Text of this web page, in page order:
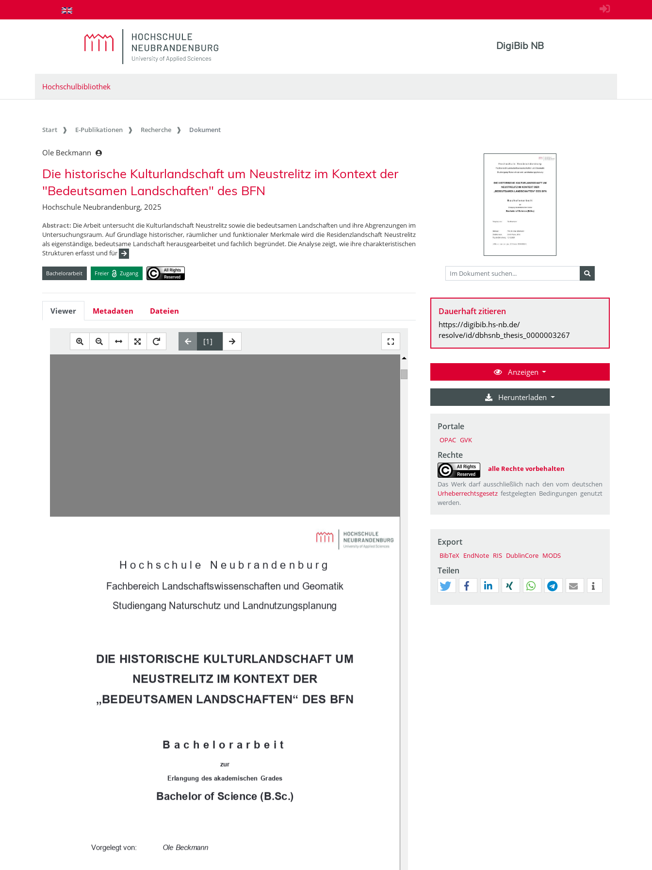
zum Inhalt springen
DigiBib NB
Hochschulbibliothek
Start E-Publikationen Recherche Dokument
Ole Beckmann
Die historische Kulturlandschaft um Neustrelitz im Kontext der
"Bedeutsamen Landschaften" des BFN
Hochschule Neubrandenburg, 2025
Abstract: Die Arbeit untersucht die Kulturlandschaft Neustrelitz sowie die bedeutsamen Landschaften und ihre Abgrenzungen im
Untersuchungsraum. Auf Grundlage historischer, räumlicher und funktionaler Merkmale wird die Residenzlandschaft Neustrelitz
als eigenständige, bedeutsame Landschaft herausgearbeitet und fachlich begründet. Die Analyse zeigt, wie ihre charakteristischen
Strukturen erfasst und für
Bachelorarbeit Freier Zugang
Viewer Metadaten Dateien

Hochschule Neubrandenburg
Fachbereich Landschaftswissenschaften und Geomatik
Studiengang Naturschutz und Landnutzungsplanung
DIE HISTORISCHE KULTURLANDSCHAFT UM
NEUSTRELITZ IM KONTEXT DER
„BEDEUTSAMEN LANDSCHAFTEN“ DES BFN
Bachelorarbeit
zur
Erlangung  des  akademischen  Grades
Bachelor of Science (B.Sc.)
Vorgelegt von: Ole Beckmann
Dauerhaft zitieren
https://digibib.hs-nb.de/
resolve/id/dbhsnb_thesis_0000003267
Anzeigen
Herunterladen
Portale
OPAC GVK
Rechte
alle Rechte vorbehalten
Das Werk darf ausschließlich nach den vom deutschen
Urheberrechtsgesetz festgelegten Bedingungen genutzt
werden.
Export
BibTeX EndNote RIS DublinCore MODS
Teilen